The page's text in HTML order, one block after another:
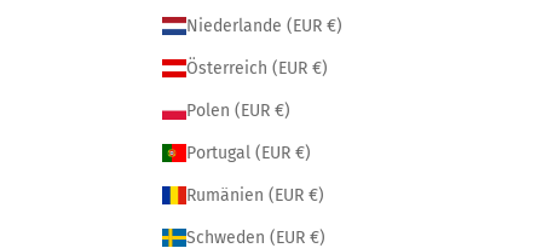
Niederlande (EUR €)
Österreich (EUR €)
Polen (EUR €)
Portugal (EUR €)
Rumänien (EUR €)
Schweden (EUR €)